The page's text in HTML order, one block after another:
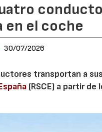
en el coche
30/07/2026
transportan a
(RSCE) a partir de